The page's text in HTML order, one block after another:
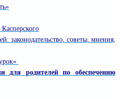
законодательство, советы, мнения,
для родителей по обеспечению